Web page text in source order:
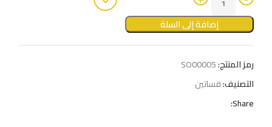
إضافة إلى السلة
رمز المنتج:SO00005
التصنيف:فساتين
Share: